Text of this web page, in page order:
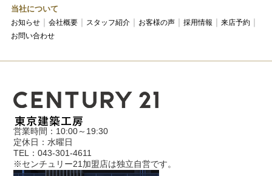
当社について
お知らせ 会社概要 スタッフ紹介 お客様の声 採用情報
来店予約
お問い合わせ
営業時間：10:00～19:30
定休日：水曜日
TEL：043-301-4611
※センチュリー21加盟店は独立自営です。